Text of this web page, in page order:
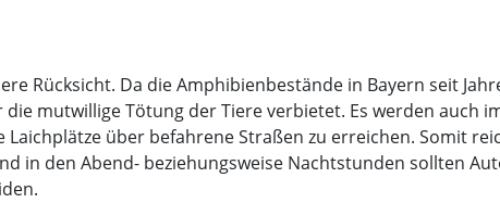
Rücksicht. Da die Amphibienbestände in Bayern seit
mutwillige Tötung der Tiere verbietet. Es werden auch
über befahrene Straßen zu erreichen. Somit
in den Abend- beziehungsweise Nachtstunden sollten